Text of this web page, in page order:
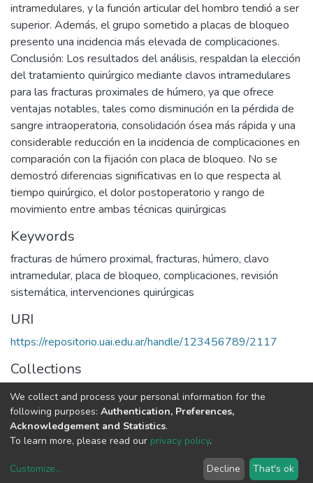
intramedulares, y la función articular del hombro tendió a ser
superior. Además, el grupo sometido a placas de bloqueo
presento una incidencia más elevada de complicaciones.
Conclusión: Los resultados del análisis, respaldan la elección
del tratamiento quirúrgico mediante clavos intramedulares
para las fracturas proximales de húmero, ya que ofrece
ventajas notables, tales como disminución en la pérdida de
sangre intraoperatoria, consolidación ósea más rápida y una
considerable reducción en la incidencia de complicaciones en
comparación con la fijación con placa de bloqueo. No se
demostró diferencias significativas en lo que respecta al
tiempo quirúrgico, el dolor postoperatorio y rango de
movimiento entre ambas técnicas quirúrgicas
Keywords
fracturas de húmero proximal, fracturas, húmero, clavo
intramedular, placa de bloqueo, complicaciones, revisión
sistemática, intervenciones quirúrgicas
URI
https://repositorio.uai.edu.ar/handle/123456789/2117
Collections
MEDICINA
Full item page
DSpace software copyright © 2002-2026 LYRASIS
End User Agreement
We collect and process your personal information for the
following purposes: Authentication, Preferences,
Acknowledgement and Statistics.
To learn more, please read our privacy policy.
Customize... Decline That's ok